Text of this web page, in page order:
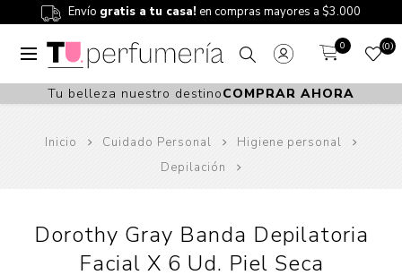
Envío gratis a tu casa! en compras mayores a $3.000
0 0
Tu belleza nuestro destinoCOMPRAR AHORA
Inicio Cuidado Personal
Higiene personal
Depilación
Dorothy Gray Banda Depilatoria
Facial X 6 Ud. Piel Seca